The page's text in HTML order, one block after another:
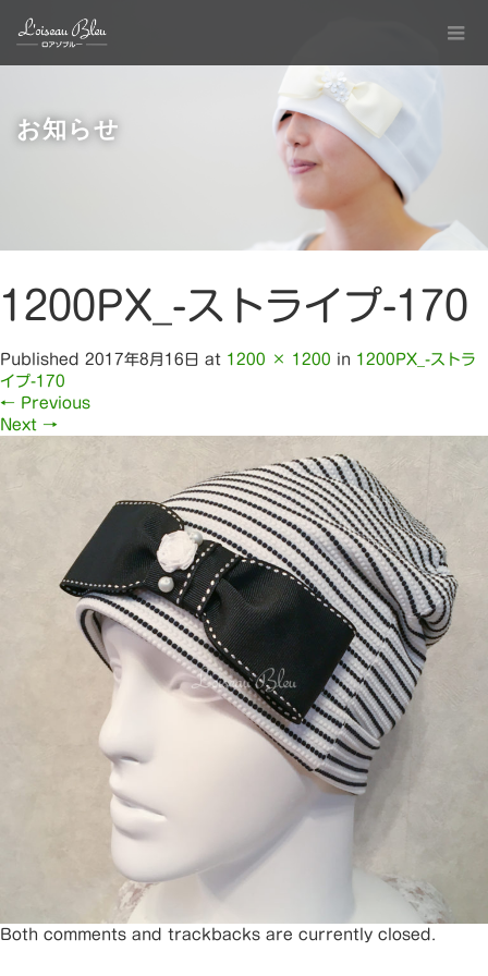
お知らせ
1200PX_-ストライプ-170
Published 2017年8月16日 at 1200 × 1200 in 1200PX_-ストラ
イプ-170
← Previous
Next →
Both comments and trackbacks are currently closed.